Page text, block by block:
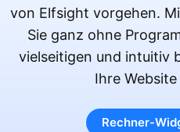
von Elfsight vorgehen.
Sie ganz ohne
vielseitigen und intuitiv
Ihre
Rechner-